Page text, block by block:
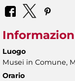
Luogo
Musei in Comune,
Orario